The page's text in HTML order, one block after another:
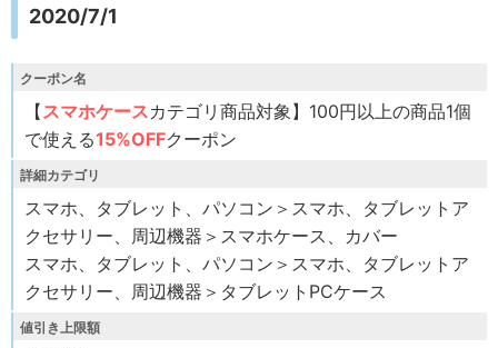
2020/7/1
クーポン名
【スマホケースカテゴリ商品対象】100円以上の商品1個
で使える15%OFFクーポン
詳細カテゴリ
スマホ、タブレット、パソコン＞スマホ、タブレットア
クセサリー、周辺機器＞スマホケース、カバー
スマホ、タブレット、パソコン＞スマホ、タブレットア
クセサリー、周辺機器＞タブレットPCケース
値引き上限額